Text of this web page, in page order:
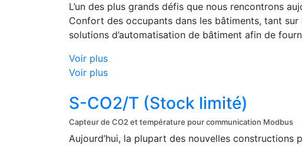
L’un des plus grands défis que nous rencontrons
Confort des occupants dans les bâtiments, tant
solutions d’automatisation de bâtiment afin de
Voir plus
Voir plus
S-CO2/T (Stock limité)
Capteur de CO2 et température pour communication Modbus
Aujourd’hui, la plupart des nouvelles constructions